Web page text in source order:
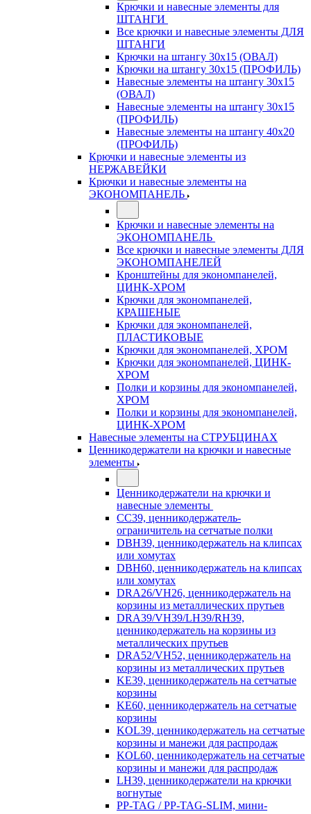
Крючки и навесные элементы для
ШТАНГИ
Все крючки и навесные элементы ДЛЯ
ШТАНГИ
Крючки на штангу 30х15 (ОВАЛ)
Крючки на штангу 30х15 (ПРОФИЛЬ)
Навесные элементы на штангу 30х15
(ОВАЛ)
Навесные элементы на штангу 30х15
(ПРОФИЛЬ)
Навесные элементы на штангу 40х20
(ПРОФИЛЬ)
Крючки и навесные элементы из
НЕРЖАВЕЙКИ
Крючки и навесные элементы на
ЭКОНОМПАНЕЛЬ
Крючки и навесные элементы на
ЭКОНОМПАНЕЛЬ
Все крючки и навесные элементы ДЛЯ
ЭКОНОМПАНЕЛЕЙ
Кронштейны для экономпанелей,
ЦИНК-ХРОМ
Крючки для экономпанелей,
КРАШЕНЫЕ
Крючки для экономпанелей,
ПЛАСТИКОВЫЕ
Крючки для экономпанелей, ХРОМ
Крючки для экономпанелей, ЦИНК-
ХРОМ
Полки и корзины для экономпанелей,
ХРОМ
Полки и корзины для экономпанелей,
ЦИНК-ХРОМ
Навесные элементы на СТРУБЦИНАХ
Ценникодержатели на крючки и навесные
элементы
Ценникодержатели на крючки и
навесные элементы
CC39, ценникодержатель-
ограничитель на сетчатые полки
DBH39, ценникодержатель на клипсах
или хомутах
DBH60, ценникодержатель на клипсах
или хомутах
DRA26/VH26, ценникодержатель на
корзины из металлических прутьев
DRA39/VH39/LH39/RH39,
ценникодержатель на корзины из
металлических прутьев
DRA52/VH52, ценникодержатель на
корзины из металлических прутьев
KE39, ценникодержатель на сетчатые
корзины
KE60, ценникодержатель на сетчатые
корзины
KOL39, ценникодержатель на сетчатые
корзины и манежи для распродаж
KOL60, ценникодержатель на сетчатые
корзины и манежи для распродаж
LH39, ценникодержатели на крючки
вогнутые
PP-TAG / PP-TAG-SLIM, мини-